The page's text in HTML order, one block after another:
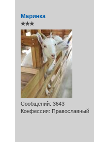
Маринка
✯✯✯
Сообщений: 3643
Конфессия: Православный